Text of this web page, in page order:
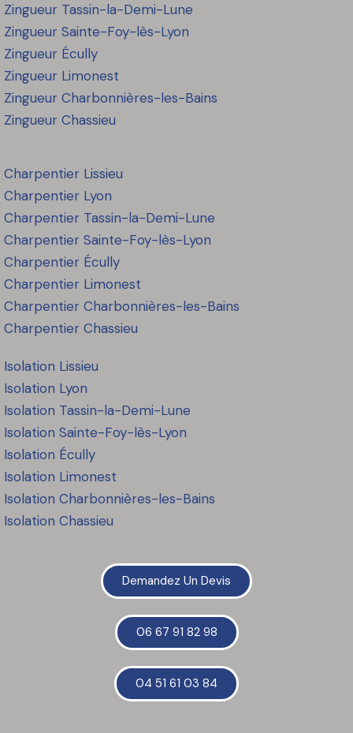
Zingueur Tassin-la-Demi-Lune
Zingueur Sainte-Foy-lès-Lyon
Zingueur Écully
Zingueur Limonest
Zingueur Charbonnières-les-Bains
Zingueur Chassieu
Charpentier Lissieu
Charpentier Lyon
Charpentier Tassin-la-Demi-Lune
Charpentier Sainte-Foy-lès-Lyon
Charpentier Écully
Charpentier Limonest
Charpentier Charbonnières-les-Bains
Charpentier Chassieu
Isolation Lissieu
Isolation Lyon
Isolation Tassin-la-Demi-Lune
Isolation Sainte-Foy-lès-Lyon
Isolation Écully
Isolation Limonest
Isolation Charbonnières-les-Bains
Isolation Chassieu
Demandez Un Devis
06 67 91 82 98
04 51 61 03 84